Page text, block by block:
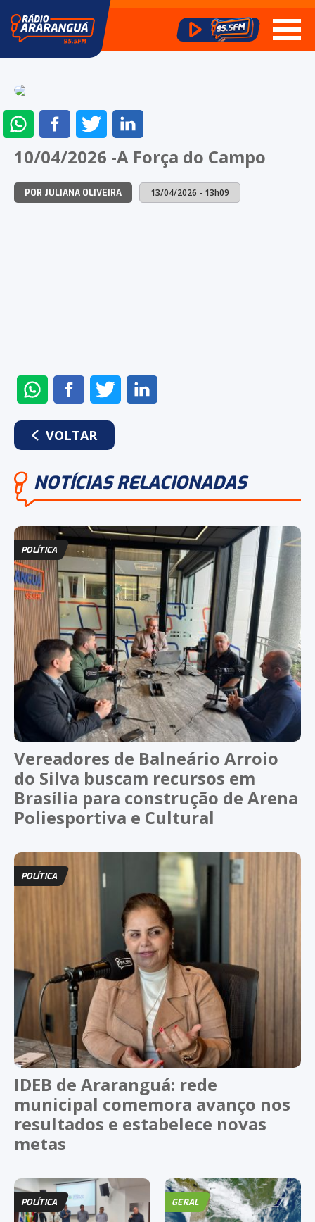
ENVIAR
NO
WHATSAPP
COMPARTILHAR
NO
FACEBOOK
COMPARTILHAR
NO
TWITTERLINKEDIN
10/04/2026 -A Força do Campo
POR JULIANA OLIVEIRA 13/04/2026 - 13h09
ENVIAR
NO
WHATSAPP
COMPARTILHAR
NO
FACEBOOK
COMPARTILHAR
NO
VOLTAR
NOTÍCIAS RELACIONADAS
POLÍTICA
Vereadores de Balneário Arroio
do Silva buscam recursos em
Brasília para construção de Arena
Poliesportiva e Cultural
POLÍTICA
IDEB de Araranguá: rede
municipal comemora avanço nos
resultados e estabelece novas
metas
POLÍTICA GERAL